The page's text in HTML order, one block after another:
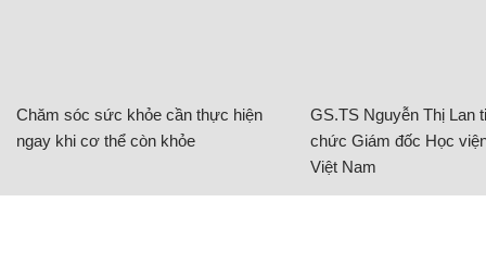
Chăm sóc sức khỏe cần thực hiện
ngay khi cơ thể còn khỏe
GS.TS Nguyễn Thị Lan
chức Giám đốc Học
Việt Nam